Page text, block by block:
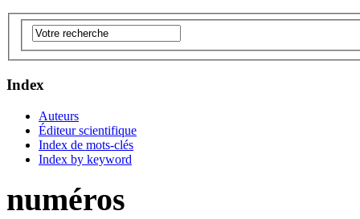
Index
Auteurs
Éditeur scientifique
Index de mots-clés
Index by keyword
numéros